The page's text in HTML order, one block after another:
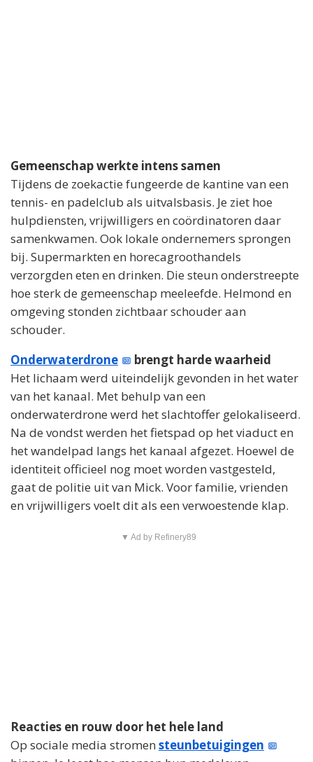
Gemeenschap werkte intens samen
Tijdens de zoekactie fungeerde de kantine van een
tennis- en padelclub als uitvalsbasis. Je ziet hoe
hulpdiensten, vrijwilligers en coördinatoren daar
samenkwamen. Ook lokale ondernemers sprongen
bij. Supermarkten en horecagroothandels
verzorgden eten en drinken. Die steun onderstreepte
hoe sterk de gemeenschap meeleefde. Helmond en
omgeving stonden zichtbaar schouder aan
schouder.
Onderwaterdrone
brengt harde waarheid
Het lichaam werd uiteindelijk gevonden in het water
van het kanaal. Met behulp van een
onderwaterdrone werd het slachtoffer gelokaliseerd.
Na de vondst werden het fietspad op het viaduct en
het wandelpad langs het kanaal afgezet. Hoewel de
identiteit officieel nog moet worden vastgesteld,
gaat de politie uit van Mick. Voor familie, vrienden
en vrijwilligers voelt dit als een verwoestende klap.
▼ Ad by Refinery89
Reacties en rouw door het hele land
Op sociale media stromen steunbetuigingen